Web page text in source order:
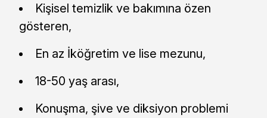
Kişisel temizlik ve bakımına özen
gösteren,
En az İköğretim ve lise mezunu,
18-50 yaş arası,
Konuşma, şive ve diksiyon problemi